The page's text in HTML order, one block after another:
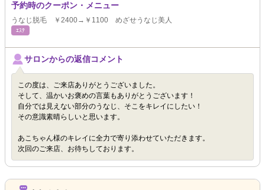
予約時のクーポン・メニュー
うなじ脱毛 ￥2400→￥1100 めざせうなじ美人
ｴｽﾃ
サロンからの返信コメント
この度は、ご来店ありがとうございました。
そして、温かいお褒めの言葉もありがとうございます！
自分では見えない部分のうなじ、そこをキレイにしたい！
その意識素晴らしいと思います。
あこちゃん様のキレイに全力で寄り添わせていただきます。
次回のご来店、お待ちしております。